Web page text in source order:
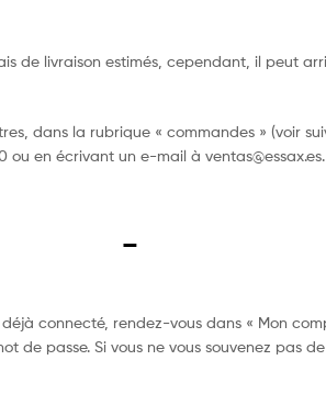
de livraison estimés, cependant, il peut
dans la rubrique « commandes » (voir
ou en écrivant un e-mail à ventas@essax.es.
–
connecté, rendez-vous dans « Mon
passe. Si vous ne vous souvenez pas